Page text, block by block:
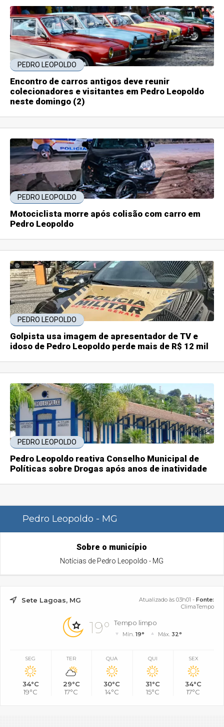
PEDRO LEOPOLDO
Encontro de carros antigos deve reunir
colecionadores e visitantes em Pedro Leopoldo
neste domingo (2)
PEDRO LEOPOLDO
Motociclista morre após colisão com carro em
Pedro Leopoldo
PEDRO LEOPOLDO
Golpista usa imagem de apresentador de TV e
idoso de Pedro Leopoldo perde mais de R$ 12 mil
PEDRO LEOPOLDO
Pedro Leopoldo reativa Conselho Municipal de
Políticas sobre Drogas após anos de inatividade
Pedro Leopoldo - MG
Sobre o município
Notícias de Pedro Leopoldo - MG
Sete Lagoas, MG Atualizado às 03h01 - Fonte:
ClimaTempo
19° Tempo limpo
Mín.19° Máx. 32°
SEG
34°C
19°C
TER
29°C
17°C
QUA
30°C
14°C
QUI
31°C
15°C
SEX
34°C
17°C